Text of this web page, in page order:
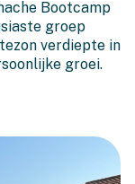
Bootcamp
groep
verdiepte in
groei.